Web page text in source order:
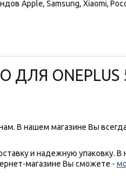
Apple, Samsung, Xiaomi,
ДЛЯ ONEPLUS
В нашем магазине Вы
и надежную упаковку. В
магазине Вы сможете -